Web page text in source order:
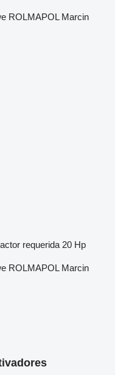
ROLMAPOL Marcin
requerida 20 Hp
ROLMAPOL Marcin